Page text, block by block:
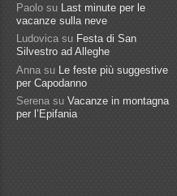
Paolo su
Last minute per le
vacanze sulla neve
Ludovica su Festa di San
Silvestro ad Alleghe
Anna su
Le feste più suggestive
per Capodanno
Serena su Vacanze in montagna
per l’Epifania